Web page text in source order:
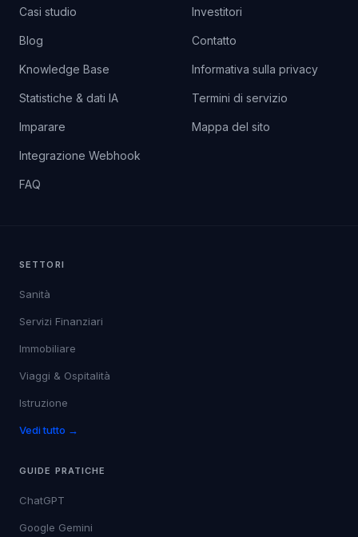
Casi studio
Blog
Knowledge Base
Statistiche & dati IA
Imparare
Integrazione Webhook
FAQ
Investitori
Contatto
Informativa sulla privacy
Termini di servizio
Mappa del sito
SETTORI
Sanità
Servizi Finanziari
Immobiliare
Viaggi & Ospitalità
Istruzione
Vedi tutto →
GUIDE PRATICHE
ChatGPT
Google Gemini